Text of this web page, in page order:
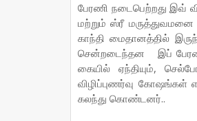
பேரணி நடைபெற்றது இவ்
மற்றும் ஸ்ரீ
காந்தி மைதானத்தில்
சென்றடைந்தன இப்
கையில் ஏந்தியும்,
விழிப்புணர்வு கோஷங்கள்
கலந்து கொண்டனர்..